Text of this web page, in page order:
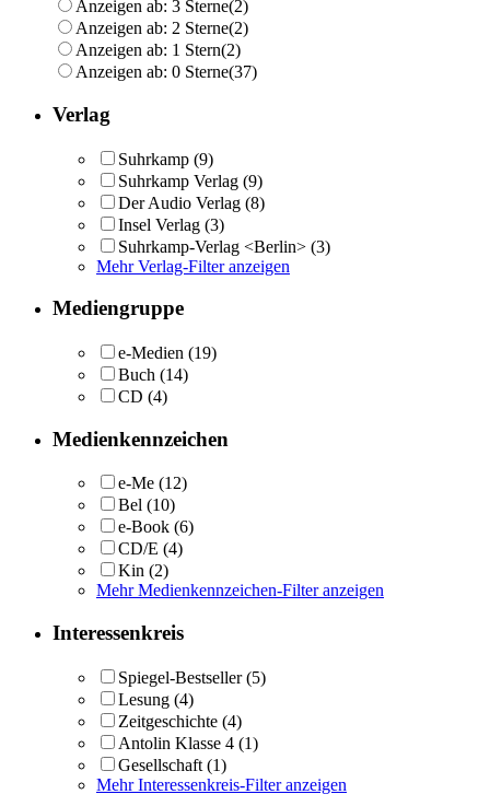
Anzeigen ab: 3 Sterne(2)
Anzeigen ab: 2 Sterne(2)
Anzeigen ab: 1 Stern(2)
Anzeigen ab: 0 Sterne(37)
Verlag
Suhrkamp (9)
Suhrkamp Verlag (9)
Der Audio Verlag (8)
Insel Verlag (3)
Suhrkamp-Verlag <Berlin> (3)
Mehr Verlag-Filter anzeigen
Mediengruppe
e-Medien (19)
Buch (14)
CD (4)
Medienkennzeichen
e-Me (12)
Bel (10)
e-Book (6)
CD/E (4)
Kin (2)
Mehr Medienkennzeichen-Filter anzeigen
Interessenkreis
Spiegel-Bestseller (5)
Lesung (4)
Zeitgeschichte (4)
Antolin Klasse 4 (1)
Gesellschaft (1)
Mehr Interessenkreis-Filter anzeigen